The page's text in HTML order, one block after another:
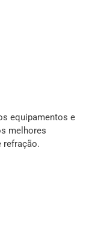
equipamentos e
melhores
refração.